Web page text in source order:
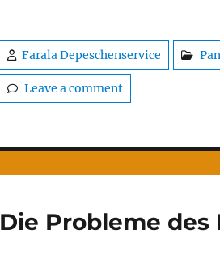
Farala Depeschenservice
Leave a comment
Die Probleme